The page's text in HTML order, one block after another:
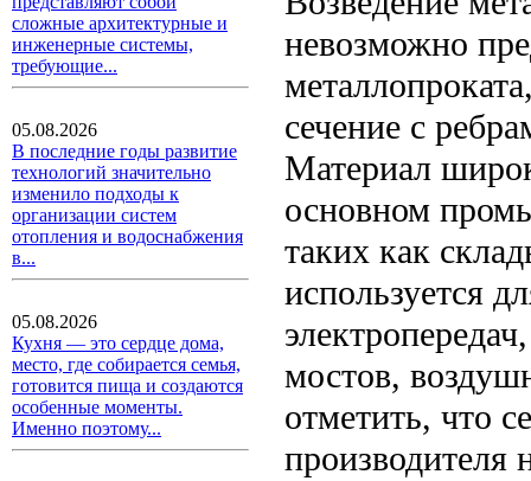
сложные архитектурные и
инженерные системы,
требующие...
05.08.2026
В последние годы развитие
технологий значительно
изменило подходы к
организации систем
отопления и водоснабжения
в...
05.08.2026
Кухня — это сердце дома,
место, где собирается семья,
готовится пища и создаются
особенные моменты.
Именно поэтому...
невозможно
сечение с
Материал
основном
таких как
используется
мостов,
отметить, что
производителя